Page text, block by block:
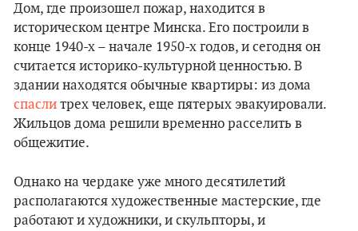
Дом, где произошел пожар, находится в
историческом центре Минска. Его построили в
конце 1940-х – начале 1950-х годов, и сегодня он
считается историко-культурной ценностью. В
здании находятся обычные квартиры: из дома
спасли трех человек, еще пятерых эвакуировали.
Жильцов дома решили временно расселить в
общежитие.
Однако на чердаке уже много десятилетий
располагаются художественные мастерские, где
работают и художники, и скульпторы, и